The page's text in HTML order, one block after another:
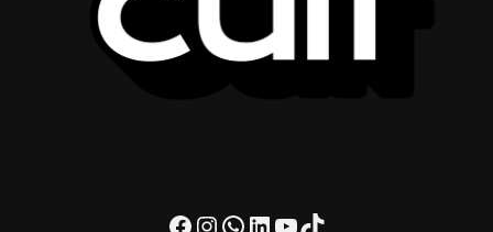
Facebook
Instagram
WhatsApp
LinkedIn
Youtube
TikTok